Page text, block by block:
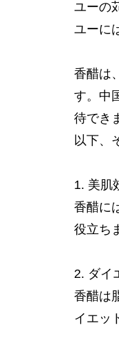
ユーの
ユーに
香醋は
す。中
待でき
以下、
1. 美肌
香醋に
役立ち
2. ダイ
香醋は
イエッ